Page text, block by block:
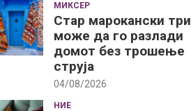
МИКСЕР
Стар марокански
може да го разлади
домот без трошење
струја
04/08/2026
НИЕ